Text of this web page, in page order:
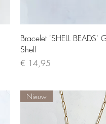
Quick View
Bracelet 'SHELL BEADS'
Shell
Price
€ 14,95
Nieuw